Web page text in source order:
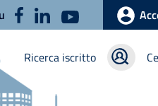
Ricerca iscritto